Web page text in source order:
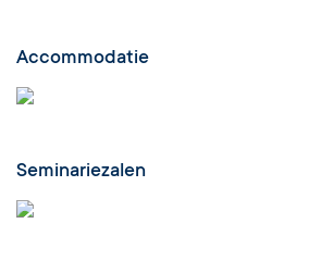
Accommodatie
Seminariezalen